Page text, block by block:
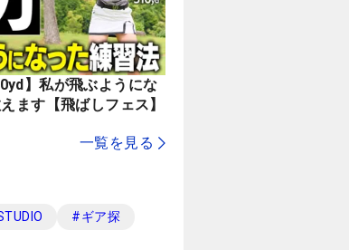
】私が飛ぶようにな
ます【飛ばしフェス】
一覧を見る
#ギア探